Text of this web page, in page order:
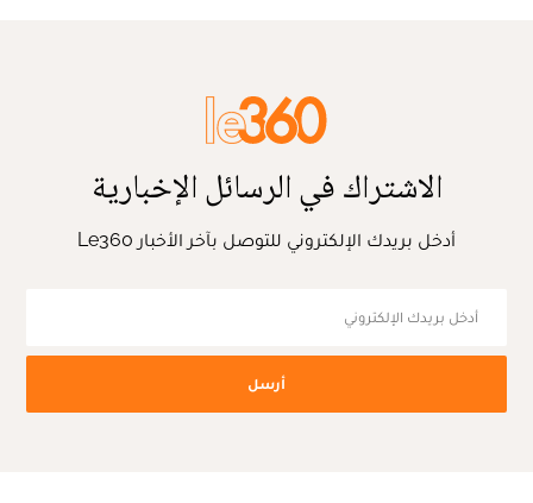
الاشتراك في الرسائل الإخبارية
أدخل بريدك الإلكتروني للتوصل بآخر الأخبار Le360
أرسل